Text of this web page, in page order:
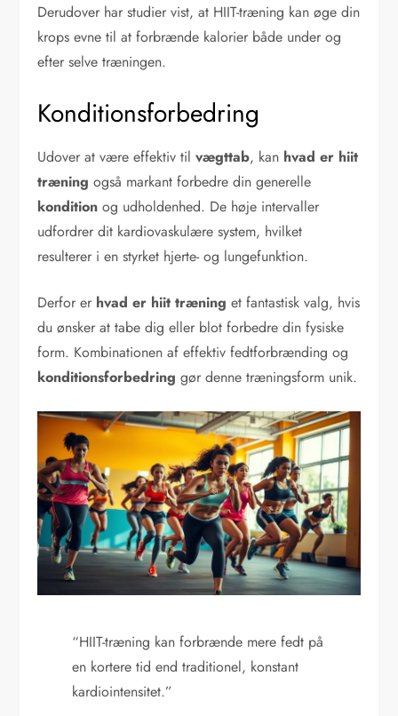
Derudover har studier vist, at HIIT-træning kan øge din
krops evne til at forbrænde kalorier både under og
efter selve træningen.
Konditionsforbedring
Udover at være effektiv tilvægttab, kan hvad er hiit
træning også markant forbedre din generelle
kondition og udholdenhed. De høje intervaller
udfordrer dit kardiovaskulære system, hvilket
resulterer i en styrket hjerte- og lungefunktion.
Derfor er hvad er hiit træning et fantastisk valg, hvis
du ønsker at tabe dig eller blot forbedre din fysiske
form. Kombinationen af effektiv fedtforbrænding og
konditionsforbedring gør denne træningsform unik.
“HIIT-træning kan forbrænde mere fedt på
en kortere tid end traditionel, konstant
kardiointensitet.”